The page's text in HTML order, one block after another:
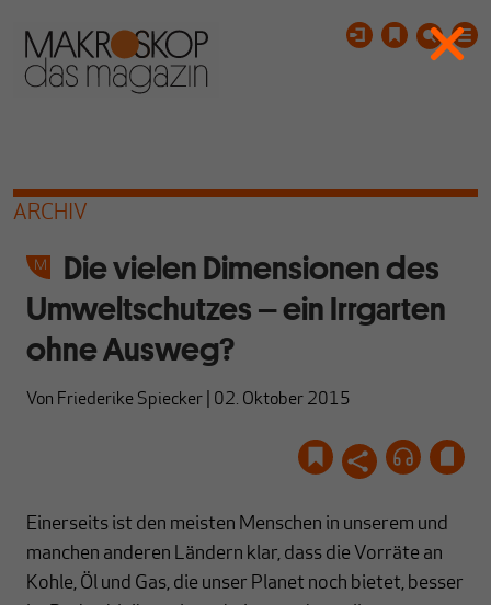
ARCHIV
Die vielen Dimensionen des
Umweltschutzes – ein Irrgarten
ohne Ausweg?
Von Friederike Spiecker 02. Oktober 2015
Einerseits ist den meisten Menschen in unserem und
manchen anderen Ländern klar, dass die Vorräte an
Kohle, Öl und Gas, die unser Planet noch bietet, besser